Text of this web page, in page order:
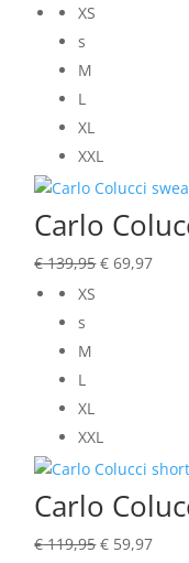
XS
s
M
L
XL
XXL
Carlo
€139,95 € 69,97
XS
s
M
L
XL
XXL
Carlo
€119,95 € 59,97